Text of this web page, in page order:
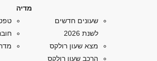
שעונים חדשים
לשנת 2026
מצא שעון רולקס
הרכב שעון רולקס
מדיה